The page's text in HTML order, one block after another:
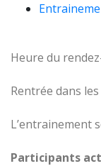
Heure du
Rentrée dans
L’entrainement
Participants